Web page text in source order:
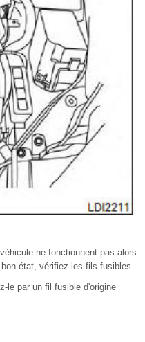
ne fonctionnent pas alors
état, vérifiez les fils fusibles.
le par un fil fusible d'origine